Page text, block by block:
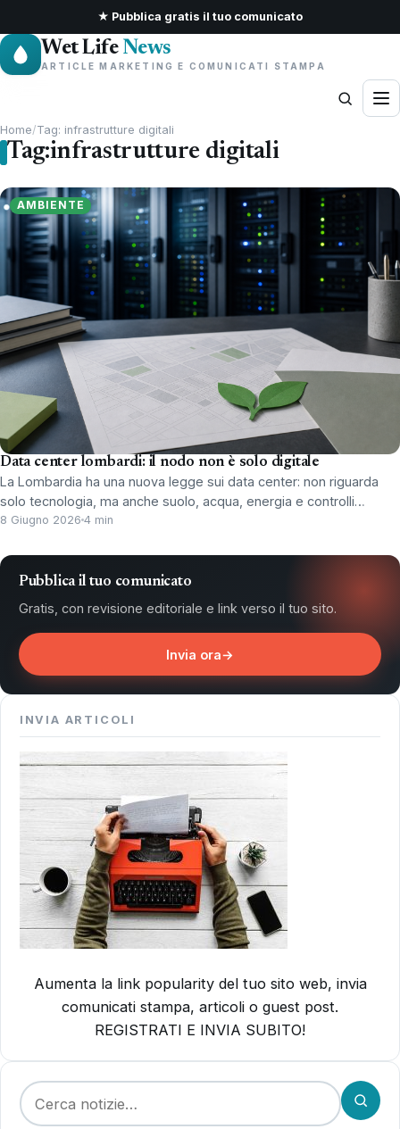
★ Pubblica gratis il tuo comunicato
Wet Life News
ARTICLE MARKETING E COMUNICATI STAMPA
Home/Tag: infrastrutture digitali
Tag:infrastrutture digitali
AMBIENTE
Data center lombardi: il nodo non è solo digitale
La Lombardia ha una nuova legge sui data center: non riguarda
solo tecnologia, ma anche suolo, acqua, energia e controlli…
8 Giugno 2026 4 min
Pubblica il tuo comunicato
Gratis, con revisione editoriale e link verso il tuo sito.
Invia ora→
INVIA ARTICOLI
Aumenta la link popularity del tuo sito web, invia
comunicati stampa, articoli o guest post.
REGISTRATI E INVIA SUBITO!
Cerca: